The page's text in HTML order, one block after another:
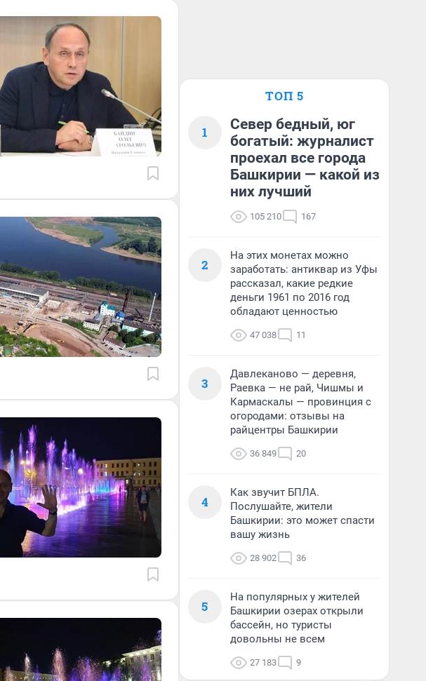
ТОП 5
1
Север бедный, юг
богатый: журналист
проехал все города
Башкирии — какой из
них лучший
105 210 167
2
На этих монетах можно
заработать: антиквар из Уфы
рассказал, какие редкие
деньги 1961 по 2016 год
обладают ценностью
47 038 11
3
Давлеканово — деревня,
Раевка — не рай, Чишмы и
Кармаскалы — провинция с
огородами: отзывы на
райцентры Башкирии
36 849 20
4
Как звучит БПЛА.
Послушайте, жители
Башкирии: это может спасти
вашу жизнь
28 902 36
5
На популярных у жителей
Башкирии озерах открыли
бассейн, но туристы
довольны не всем
27 183 9